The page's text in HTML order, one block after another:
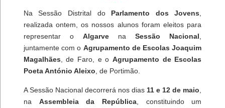
Na Sessão Distrital do Parlamento dos Jovens
realizada ontem, os nossos alunos foram eleitos para
representar o AlgarvenaSessão Nacional
juntamente com o Agrupamento de Escolas Joaquim
Magalhães , de Faro, e o Agrupamento de Escolas
Poeta António Aleixo , de Portimão.
A Sessão Nacional decorrerá nos dias 11 e 12 de maio
na Assembleia da República, constituindo um